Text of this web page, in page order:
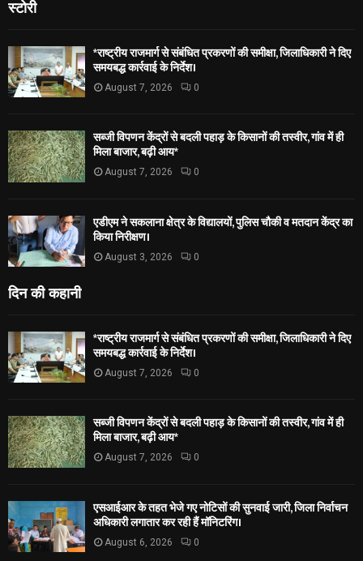
स्टोरी
*राष्ट्रीय राजमार्ग से संबंधित प्रकरणों की समीक्षा, जिलाधिकारी ने दिए
समयबद्ध कार्रवाई के निर्देश।
August 7, 2026 0
सब्जी विपणन केंद्रों से बदली पहाड़ के किसानों की तस्वीर, गांव में ही
मिला बाजार, बढ़ी आय*
August 7, 2026 0
एडीएम ने सकलाना क्षेत्र के विद्यालयों, पुलिस चौकी व मतदान केंद्र का
किया निरीक्षण।
August 3, 2026 0
दिन की कहानी
*राष्ट्रीय राजमार्ग से संबंधित प्रकरणों की समीक्षा, जिलाधिकारी ने दिए
समयबद्ध कार्रवाई के निर्देश।
August 7, 2026 0
सब्जी विपणन केंद्रों से बदली पहाड़ के किसानों की तस्वीर, गांव में ही
मिला बाजार, बढ़ी आय*
August 7, 2026 0
एसआईआर के तहत भेजे गए नोटिसों की सुनवाई जारी, जिला निर्वाचन
अधिकारी लगातार कर रही हैं मॉनिटरिंग।
August 6, 2026 0